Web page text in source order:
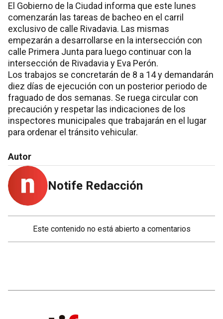
El Gobierno de la Ciudad informa que este lunes
comenzarán las tareas de bacheo en el carril
exclusivo de calle Rivadavia. Las mismas
empezarán a desarrollarse en la intersección con
calle Primera Junta para luego continuar con la
intersección de Rivadavia y Eva Perón.
Los trabajos se concretarán de 8 a 14 y demandarán
diez días de ejecución con un posterior periodo de
fraguado de dos semanas. Se ruega circular con
precaución y respetar las indicaciones de los
inspectores municipales que trabajarán en el lugar
para ordenar el tránsito vehicular.
Autor
Notife Redacción
Este contenido no está abierto a comentarios